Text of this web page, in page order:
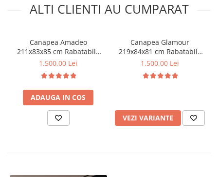
ALTI CLIENTI AU CUMPARAT
Canapea Amadeo
211x83x85 cm Rabatabila
Catifea Gri (cod AF 2401)
1.500,00 Lei
ADAUGA IN COS
Canapea Glamour
219x84x81 cm Rabatabila
Dark Grey
1.500,00 Lei
VEZI VARIANTE